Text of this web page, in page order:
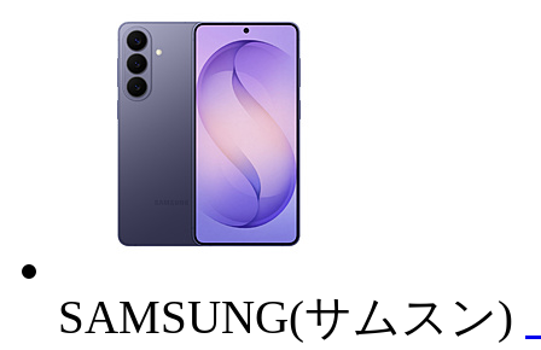
SAMSUNG(サムスン)